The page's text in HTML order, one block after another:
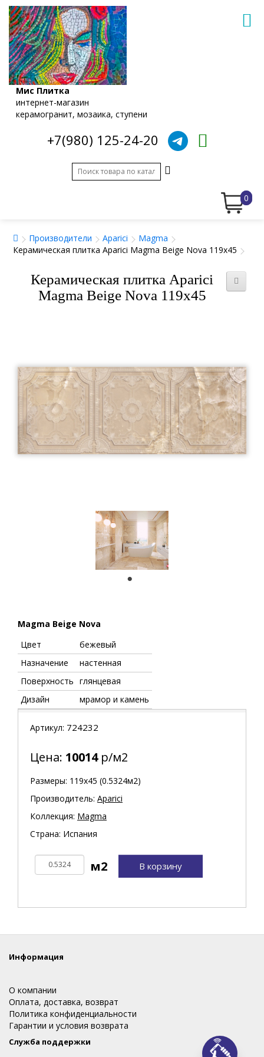
Мис Плитка
интернет-магазин
керамогранит, мозаика, ступени
+7(980) 125-24-20
0
Производители Aparici
Magma
Керамическая плитка Aparici Magma Beige Nova 119x45
Керамическая плитка Aparici
Magma Beige Nova 119x45
Magma Beige Nova
Цвет
бежевый
Назначение
настенная
Поверхность глянцевая
Дизайн
мрамор и камень
Артикул: 724232
Цена: 10014р/м2
Размеры: 119х45 (0.5324м2)
Производитель: Aparici
Коллекция: Magma
Страна: Испания
В корзину
Информация
О компании
Оплата, доставка, возврат
Политика конфиденциальности
Гарантии и условия возврата
Служба поддержки